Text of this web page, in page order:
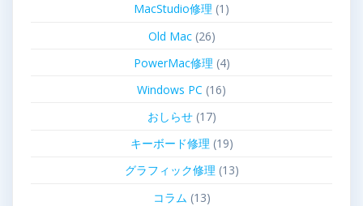
MacStudio修理 (1)
Old Mac(26)
PowerMac修理 (4)
Windows PC (16)
おしらせ(17)
キーボード修理 (19)
グラフィック修理 (13)
コラム (13)